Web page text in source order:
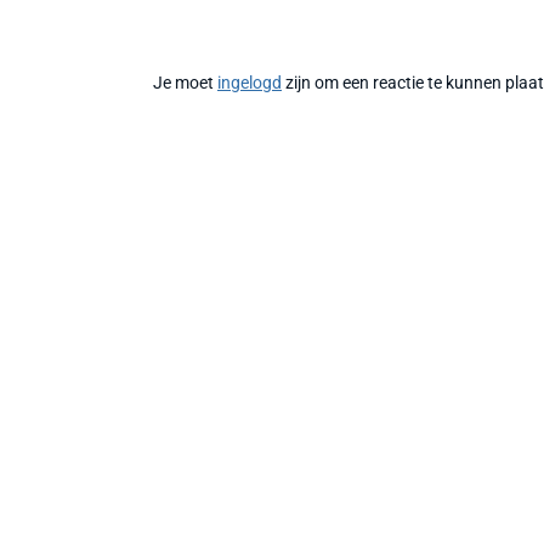
Je moet ingelogd zijn om een reactie te kunnen